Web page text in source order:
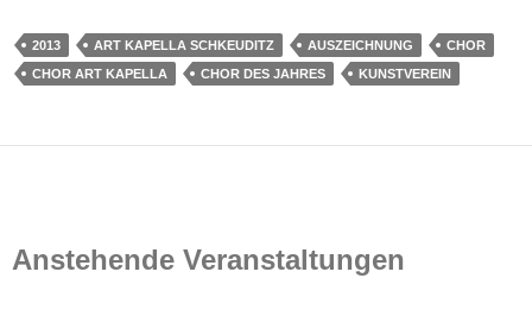
2013 ART KAPELLA SCHKEUDITZ AUSZEICHNUNG
CHOR
CHOR ART KAPELLA
CHOR DES JAHRES KUNSTVEREIN
Anstehende Veranstaltungen